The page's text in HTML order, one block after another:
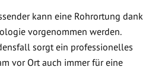
kann eine Rohrortung dank
vorgenommen werden.
sorgt ein professionelles
vor Ort auch immer für eine